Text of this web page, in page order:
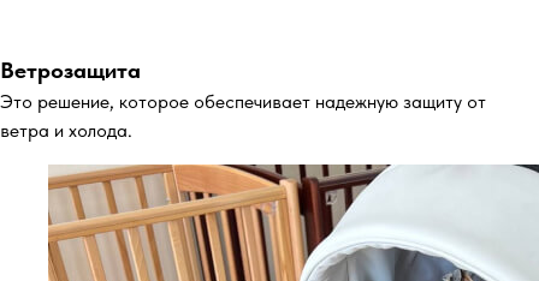
Ветрозащита
Это решение, которое обеспечивает надежную защиту от
ветра и холода.